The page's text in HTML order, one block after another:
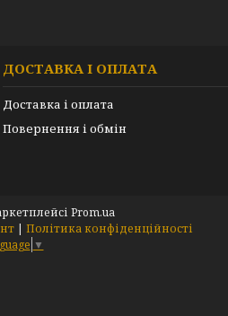
ДОСТАВКА І ОПЛАТА
Доставка і оплата
Повернення і обмін
Prom.ua
| Політика конфіденційності
▼